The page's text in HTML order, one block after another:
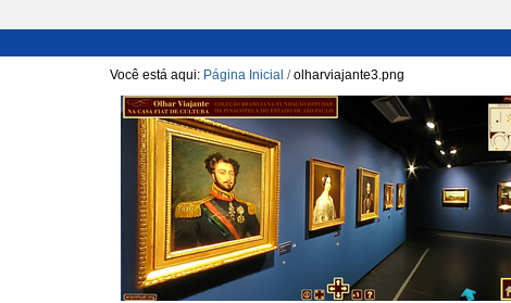
Você está aqui: Página Inicial /olharviajante3.png